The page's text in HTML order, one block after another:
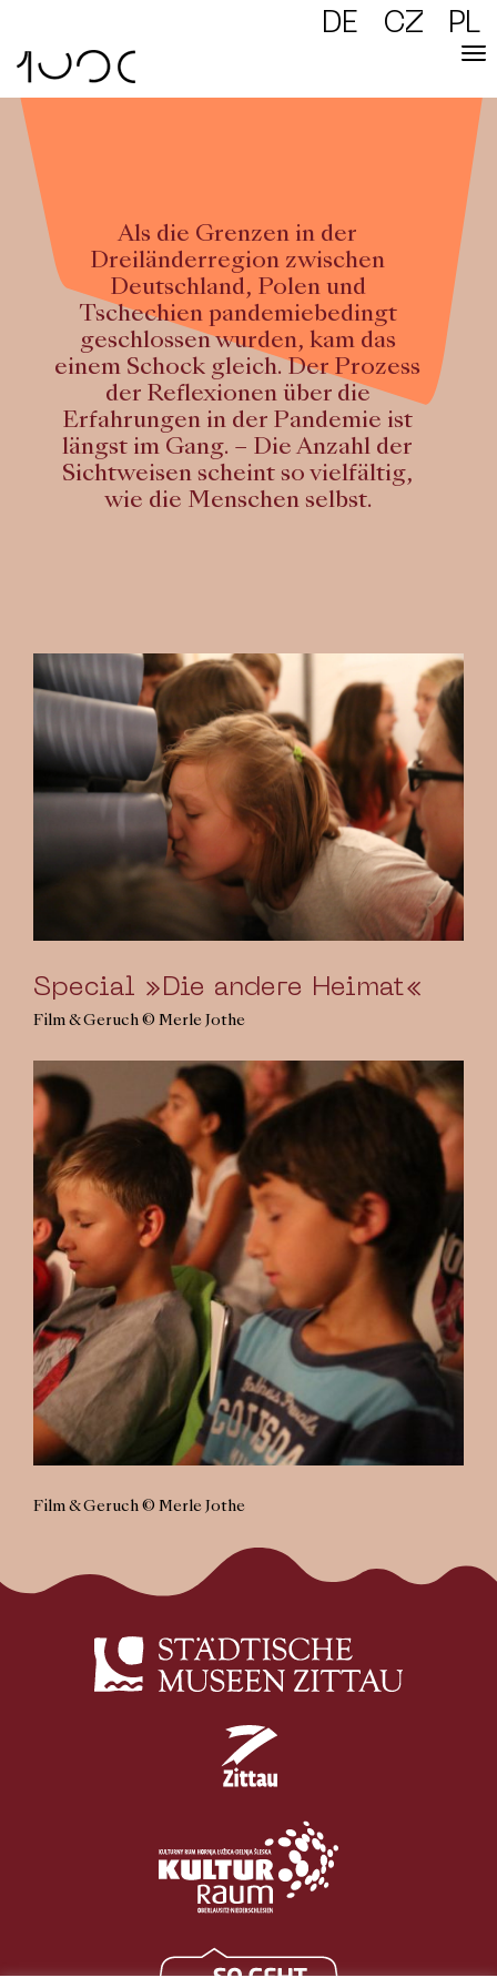
DE CZ PL
Als die Grenzen in der
Dreiländerregion zwischen
Deutschland, Polen und
Tschechien pandemiebedingt
geschlossen wurden, kam das
einem Schock gleich. Der Prozess
der Reflexionen über die
Erfahrungen in der Pandemie ist
längst im Gang. – Die Anzahl der
Sichtweisen scheint so vielfältig,
wie die Menschen selbst.
Special »Die andere Heimat«
Film & Geruch © Merle Jothe
Film & Geruch © Merle Jothe